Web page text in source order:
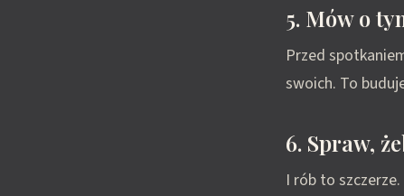
5. Mów o
Przed
swoich. To
6. Spraw,
I rób to